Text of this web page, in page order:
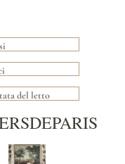
del letto